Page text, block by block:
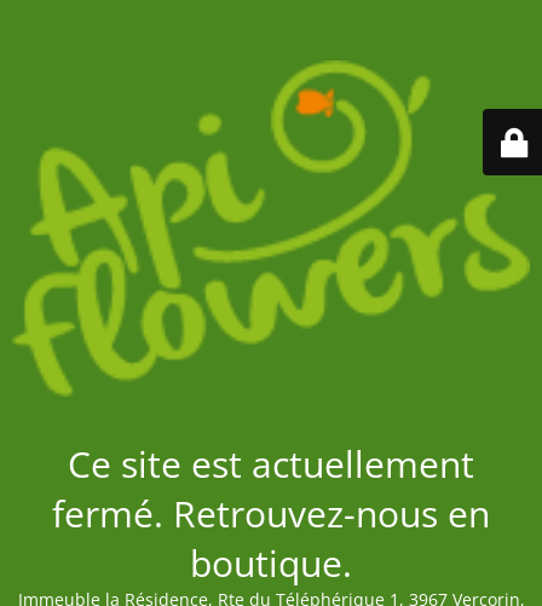
Ce site est actuellement
fermé. Retrouvez-nous en
boutique.
Immeuble la Résidence, Rte du Téléphérique 1, 3967 Vercorin,